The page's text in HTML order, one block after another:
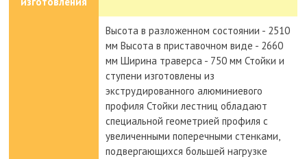
Высота в разложенном состоянии - 2510
мм Высота в приставочном виде - 2660
мм Ширина траверса - 750 мм Стойки и
ступени изготовлены из
экструдированного алюминиевого
профиля Стойки лестниц обладают
специальной геометрией профиля с
увеличенными поперечными стенками,
подвергающихся большей нагрузке